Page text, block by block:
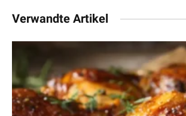
Verwandte Artikel